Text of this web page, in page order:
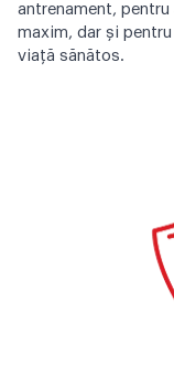
antrenament,
maxim, dar și
viață sănătos.